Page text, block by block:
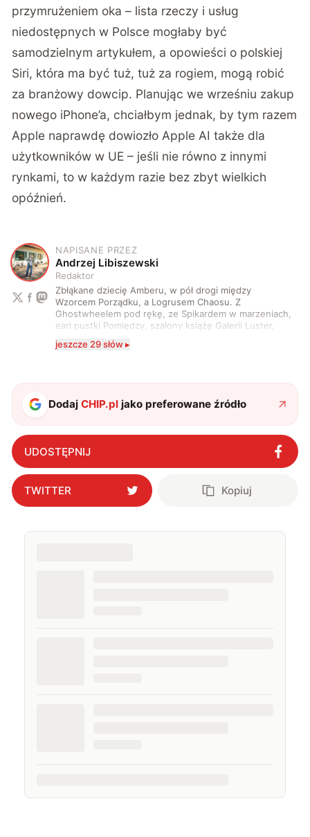
przymrużeniem oka – lista rzeczy i usług
niedostępnych w Polsce mogłaby być
samodzielnym artykułem, a opowieści o polskiej
Siri, która ma być tuż, tuż za rogiem, mogą robić
za branżowy dowcip. Planując we wrześniu zakup
nowego iPhone’a, chciałbym jednak, by tym razem
Apple naprawdę dowiozło Apple AI także dla
użytkowników w UE – jeśli nie równo z innymi
rynkami, to w każdym razie bez zbyt wielkich
opóźnień.
A
NAPISANE PRZEZ
Andrzej Libiszewski
Redaktor
Zbłąkane dziecię Amberu, w pół drogi między
Wzorcem Porządku, a Logrusem Chaosu. Z
Ghostwheelem pod rękę, ze Spikardem w marzeniach,
earl pustki Pomiędzy, szalony książę Galerii Luster,
karta Tarota nakreślona między wtedy, a teraz. A
serio? Pisaniem o szeroko pojętej technice o zajmuję
i gram w gry :)
jeszcze 29 słów ▸
DodajCHIP.pl jako preferowane źródło
UDOSTĘPNIJ
TWITTER Kopiuj